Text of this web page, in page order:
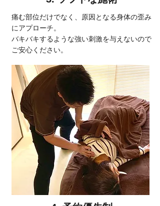
痛む部位だけでなく、原因となる身体の歪み
にアプローチ。
バキバキするような強い刺激を与えないので
ご安心ください。